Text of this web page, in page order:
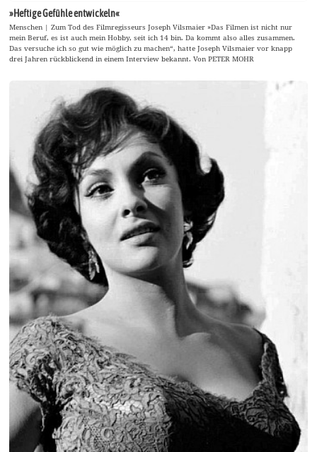
»Heftige Gefühle entwickeln«
Menschen | Zum Tod des Filmregisseurs Joseph Vilsmaier »Das Filmen ist nicht nur
mein Beruf, es ist auch mein Hobby, seit ich 14 bin. Da kommt also alles zusammen.
Das versuche ich so gut wie möglich zu machen“, hatte Joseph Vilsmaier vor knapp
drei Jahren rückblickend in einem Interview bekannt. Von PETER MOHR